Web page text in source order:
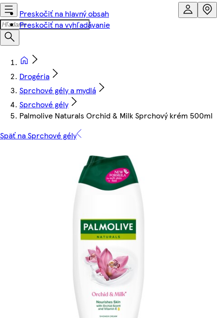
Preskočiť na hlavný obsah
Preskočiť na vyhľadávanie
Drogéria
Sprchové gély a mydlá
Sprchové gély
Palmolive Naturals Orchid & Milk Sprchový krém 500ml
Späť na Sprchové gély